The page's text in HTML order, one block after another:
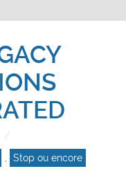
, Stop ou encore